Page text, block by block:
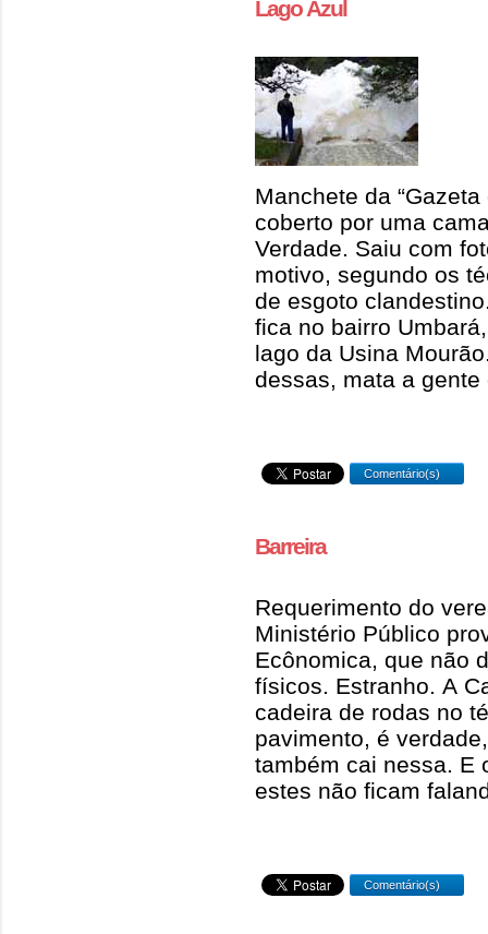
Lago Azul
Manchete da
coberto por uma
Verdade. Saiu com
motivo, segundo os
de esgoto
fica no bairro
lago da Usina
dessas, mata a gente
Comentário(s)
Barreira
Requerimento do
Ministério Público
Ecônomica, que não
físicos. Estranho. A
cadeira de rodas no
pavimento, é
também cai nessa. E
estes não ficam
Comentário(s)